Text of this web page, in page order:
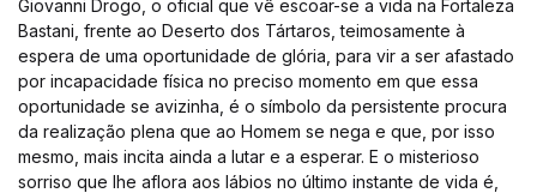
Giovanni Drogo, o oficial que vê escoar-se a vida na Fortaleza
Bastani, frente ao Deserto dos Tártaros, teimosamente à
espera de uma oportunidade de glória, para vir a ser afastado
por incapacidade física no preciso momento em que essa
oportunidade se avizinha, é o símbolo da persistente procura
da realização plena que ao Homem se nega e que, por isso
mesmo, mais incita ainda a lutar e a esperar. E o misterioso
sorriso que lhe aflora aos lábios no último instante de vida é,